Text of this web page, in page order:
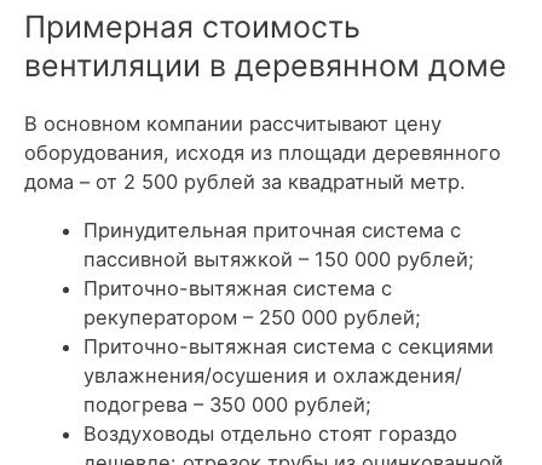
Примерная стоимость
вентиляции в деревянном доме
В основном компании рассчитывают цену
оборудования, исходя из площади деревянного
дома – от 2 500 рублей за квадратный метр.
Принудительная приточная система с
пассивной вытяжкой – 150 000 рублей;
Приточно-вытяжная система с
рекуператором – 250 000 рублей;
Приточно-вытяжная система с секциями
увлажнения/осушения и охлаждения/
подогрева – 350 000 рублей;
Воздуховоды отдельно стоят гораздо